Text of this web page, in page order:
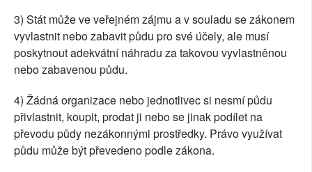
3) Stát může ve veřejném zájmu a v souladu se zákonem
vyvlastnit nebo zabavit půdu pro své účely, ale musí
poskytnout adekvátní náhradu za takovou vyvlastněnou
nebo zabavenou půdu.
4) Žádná organizace nebo jednotlivec si nesmí půdu
přivlastnit, koupit, prodat ji nebo se jinak podílet na
převodu půdy nezákonnými prostředky. Právo využívat
půdu může být převedeno podle zákona.